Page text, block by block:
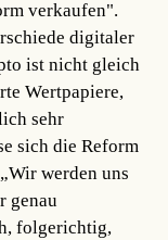
verkaufen".
digitaler
ist nicht gleich
Wertpapiere,
sehr
sich die Reform
werden uns
genau
folgerichtig,